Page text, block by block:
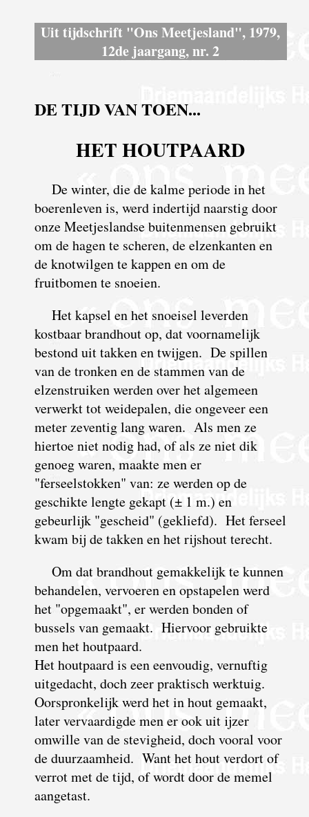
Uit tijdschrift "Ons Meetjesland", 1979,
12de jaargang, nr. 2
DE TIJD VAN TOEN...
HET HOUTPAARD
De winter, die de kalme periode in het
boerenleven is, werd indertijd naarstig door
onze Meetjeslandse buitenmensen gebruikt
om de hagen te scheren, de elzenkanten en
de knotwilgen te kappen en om de
fruitbomen te snoeien.
Het kapsel en het snoeisel leverden
kostbaar brandhout op, dat voornamelijk
bestond uit takken en twijgen. De spillen
van de tronken en de stammen van de
elzenstruiken werden over het algemeen
verwerkt tot weidepalen, die ongeveer een
meter zeventig lang waren. Als men ze
hiertoe niet nodig had, of als ze niet dik
genoeg waren, maakte men er
"ferseelstokken" van: ze werden op de
geschikte lengte gekapt (± 1 m.) en
gebeurlijk "gescheid" (gekliefd). Het ferseel
kwam bij de takken en het rijshout terecht.
Om dat brandhout gemakkelijk te kunnen
behandelen, vervoeren en opstapelen werd
het "opgemaakt", er werden bonden of
bussels van gemaakt. Hiervoor gebruikte
men het houtpaard.
Het houtpaard is een eenvoudig, vernuftig
uitgedacht, doch zeer praktisch werktuig.
Oorspronkelijk werd het in hout gemaakt,
later vervaardigde men er ook uit ijzer
omwille van de stevigheid, doch vooral voor
de duurzaamheid. Want het hout verdort of
verrot met de tijd, of wordt door de memel
aangetast.